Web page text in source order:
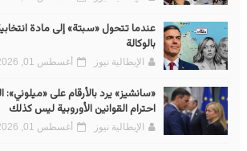
عندما تتحول «سبتة» إلى مادة
بالوكالة
الإيطالية نيوز أغسطس 01, 2026
«سانشيز» يرد بالأرقام على
احترام القوانين الأوروبية ليس كذلك
الإيطالية نيوز أغسطس 01, 2026